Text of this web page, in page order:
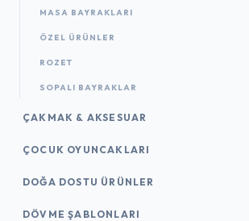
MASA BAYRAKLARI
ÖZEL ÜRÜNLER
ROZET
SOPALI BAYRAKLAR
ÇAKMAK & AKSESUAR
ÇOCUK OYUNCAKLARI
DOĞA DOSTU ÜRÜNLER
DÖVME ŞABLONLARI